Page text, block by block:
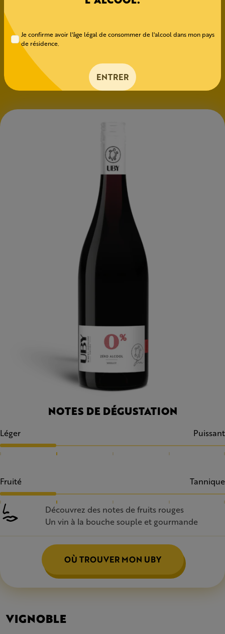
Rouge allie plaisir et convivialité, sans une goutte
d’alcool.
CÉPAGES
NOTES DE DÉGUSTATION
Léger Puissant
Fruité Tannique
Découvrez des notes de fruits rouges
Un vin à la bouche souple et gourmande
OÙ TROUVER MON UBY
VIGNOBLE
Je confirme avoir l'âge légal de consommer de l'alcool dans mon pays
de résidence.
ENTRER